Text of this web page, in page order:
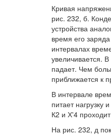
Кривая
рис. 232, б.
устройства
время его
интервалах
увеличивается.
падает. Чем
приближается к
В интервале
питает нагрузку
К2 и Х'4 проходит
На рис. 232, д